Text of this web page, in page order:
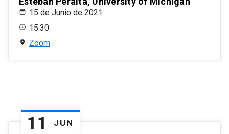
15 de Junio de 2021
15:30
Zoom
11 JUN